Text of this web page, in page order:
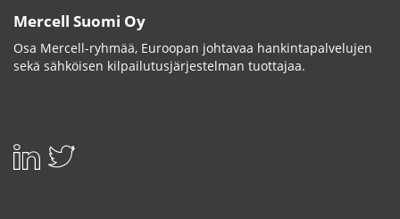
Mercell Suomi Oy
Osa Mercell-ryhmää, Euroopan johtavaa hankintapalvelujen
sekä sähköisen kilpailutusjärjestelman tuottajaa.